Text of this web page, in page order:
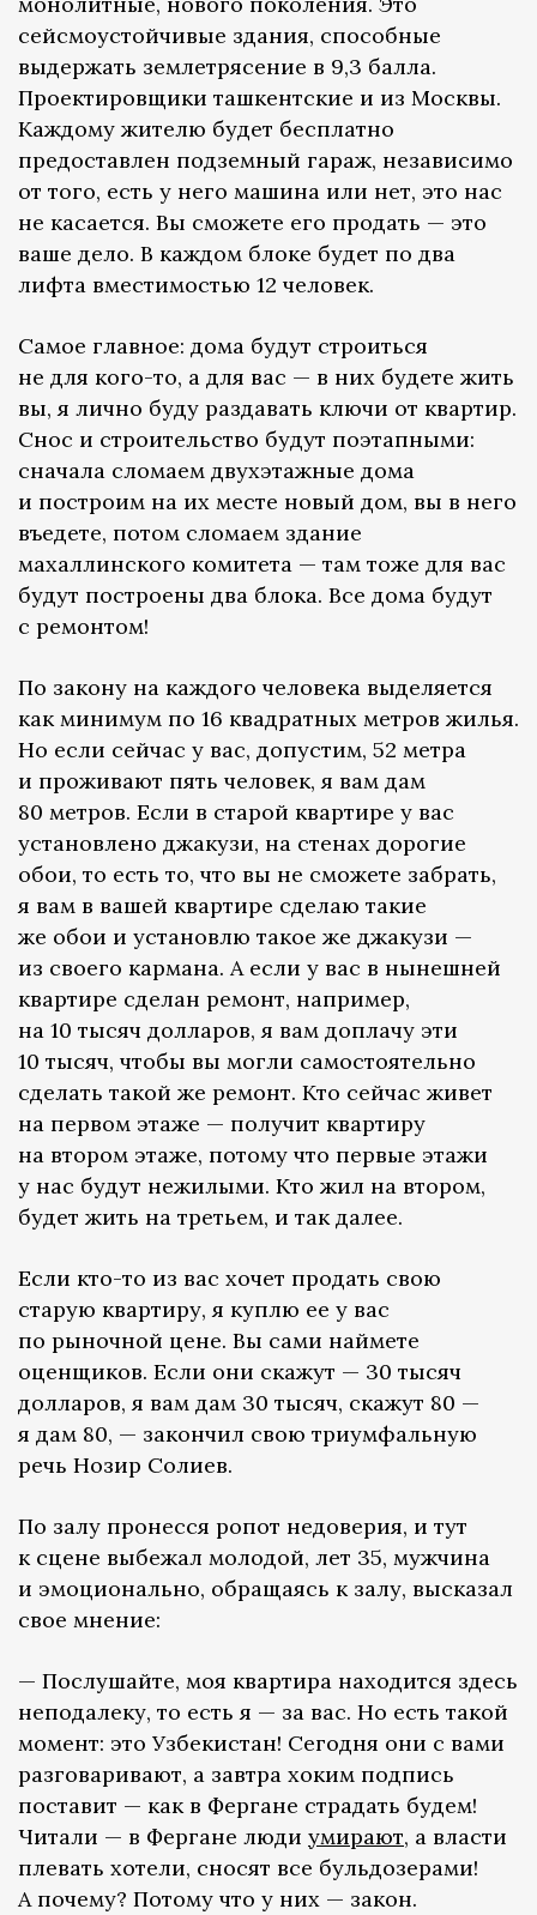
сейсмоустойчивые здания, способные
выдержать землетрясение в 9,3 балла.
Проектировщики ташкентские и из Москвы.
Каждому жителю будет бесплатно
предоставлен подземный гараж, независимо
от того, есть у него машина или нет, это нас
не касается. Вы сможете его продать — это
ваше дело. В каждом блоке будет по два
лифта вместимостью 12 человек.
Самое главное: дома будут строиться
не для кого-то, а для вас — в них будете жить
вы, я лично буду раздавать ключи от квартир.
Снос и строительство будут поэтапными:
сначала сломаем двухэтажные дома
и построим на их месте новый дом, вы в него
въедете, потом сломаем здание
махаллинского комитета — там тоже для вас
будут построены два блока. Все дома будут
с ремонтом!
По закону на каждого человека выделяется
как минимум по 16 квадратных метров жилья.
Но если сейчас у вас, допустим, 52 метра
и проживают пять человек, я вам дам
80 метров. Если в старой квартире у вас
установлено джакузи, на стенах дорогие
обои, то есть то, что вы не сможете забрать,
я вам в вашей квартире сделаю такие
же обои и установлю такое же джакузи —
из своего кармана. А если у вас в нынешней
квартире сделан ремонт, например,
на 10 тысяч долларов, я вам доплачу эти
10 тысяч, чтобы вы могли самостоятельно
сделать такой же ремонт. Кто сейчас живет
на первом этаже — получит квартиру
на втором этаже, потому что первые этажи
у нас будут нежилыми. Кто жил на втором,
будет жить на третьем, и так далее.
Если кто-то из вас хочет продать свою
старую квартиру, я куплю ее у вас
по рыночной цене. Вы сами наймете
оценщиков. Если они скажут — 30 тысяч
долларов, я вам дам 30 тысяч, скажут 80 —
я дам 80, — закончил свою триумфальную
речь Нозир Солиев.
По залу пронесся ропот недоверия, и тут
к сцене выбежал молодой, лет 35, мужчина
и эмоционально, обращаясь к залу, высказал
свое мнение:
— Послушайте, моя квартира находится здесь
неподалеку, то есть я — за вас. Но есть такой
момент: это Узбекистан! Сегодня они с вами
разговаривают, а завтра хоким подпись
поставит — как в Фергане страдать будем!
Читали — в Фергане люди умирают, а власти
плевать хотели, сносят все бульдозерами!
А почему? Потому что у них — закон.